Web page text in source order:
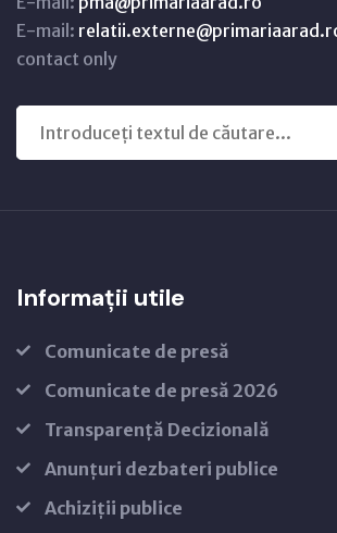
E-mail:
contact only
Informații utile
Comunicate de presă
Comunicate de presă 2026
Transparență Decizională
Anunțuri dezbateri publice
Achiziții publice